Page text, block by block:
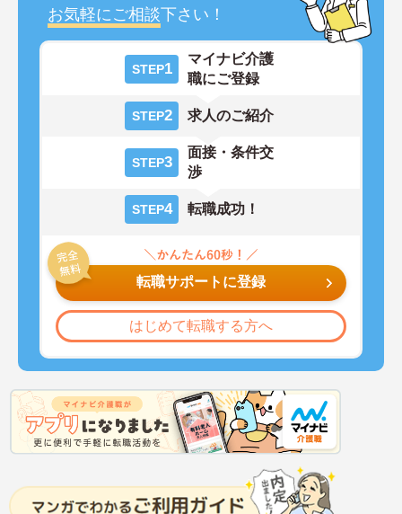
お気軽にご相談下さい！
STEP1
マイナビ介護
職にご登録
STEP2 求人のご紹介
STEP3
面接・条件交
渉
STEP4 転職成功！
転職サポートに登録
はじめて転職する方へ